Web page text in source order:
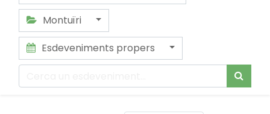
Montuïri
Esdeveniments propers